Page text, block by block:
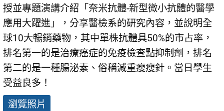
授並專題演講介紹「奈米抗體-新型微小抗體的醫學
應用大躍進」，分享醫檢系的研究內容，並說明全
球10大暢銷藥物，其中單株抗體具50%的市占率，
排名第一的是治療癌症的免疫檢查點抑制劑，排名
第二的是一種腸泌素、俗稱減重瘦瘦針。當日學生
受益良多！
瀏覽照片